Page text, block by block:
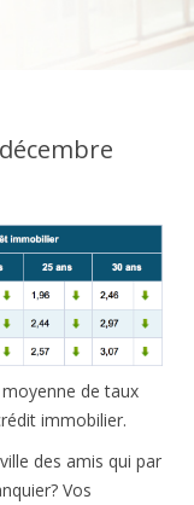
de taux
immobilier.
des amis qui par
Vos